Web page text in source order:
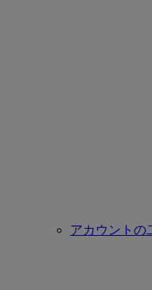
アカウントの